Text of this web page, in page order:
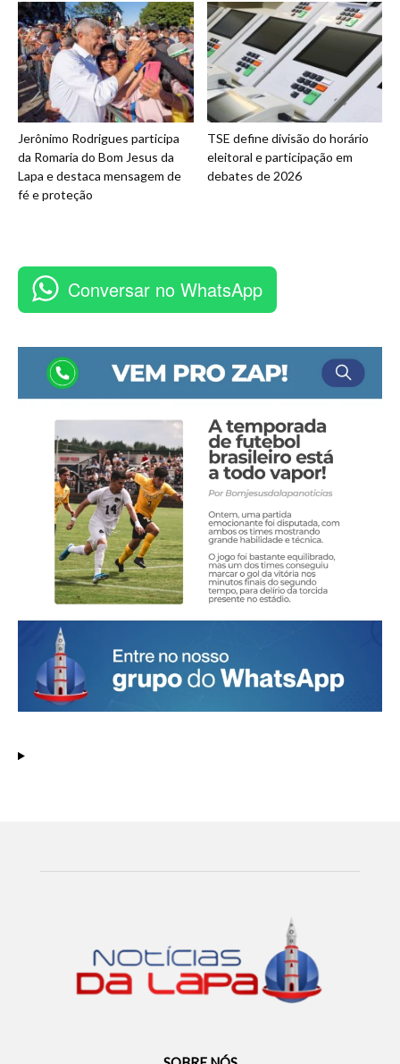
Jerônimo Rodrigues participa
da Romaria do Bom Jesus da
Lapa e destaca mensagem de
fé e proteção
TSE define divisão do horário
eleitoral e participação em
debates de 2026
Conversar no WhatsApp